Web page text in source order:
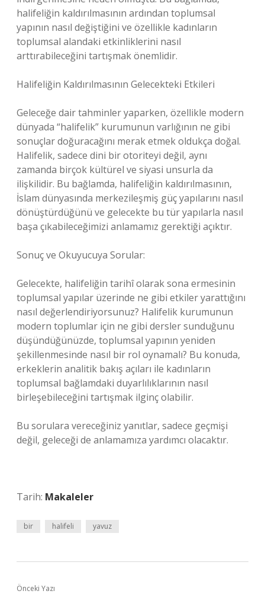
halifeliğin kaldırılmasının ardından toplumsal
yapının nasıl değiştiğini ve özellikle kadınların
toplumsal alandaki etkinliklerini nasıl
arttırabileceğini tartışmak önemlidir.
Halifeliğin Kaldırılmasının Gelecekteki Etkileri
Geleceğe dair tahminler yaparken, özellikle modern
dünyada “halifelik” kurumunun varlığının ne gibi
sonuçlar doğuracağını merak etmek oldukça doğal.
Halifelik, sadece dini bir otoriteyi değil, aynı
zamanda birçok kültürel ve siyasi unsurla da
ilişkilidir. Bu bağlamda, halifeliğin kaldırılmasının,
İslam dünyasında merkezileşmiş güç yapılarını nasıl
dönüştürdüğünü ve gelecekte bu tür yapılarla nasıl
başa çıkabileceğimizi anlamamız gerektiği açıktır.
Sonuç ve Okuyucuya Sorular:
Gelecekte, halifeliğin tarihî olarak sona ermesinin
toplumsal yapılar üzerinde ne gibi etkiler yarattığını
nasıl değerlendiriyorsunuz? Halifelik kurumunun
modern toplumlar için ne gibi dersler sunduğunu
düşündüğünüzde, toplumsal yapının yeniden
şekillenmesinde nasıl bir rol oynamalı? Bu konuda,
erkeklerin analitik bakış açıları ile kadınların
toplumsal bağlamdaki duyarlılıklarının nasıl
birleşebileceğini tartışmak ilginç olabilir.
Bu sorulara vereceğiniz yanıtlar, sadece geçmişi
değil, geleceği de anlamamıza yardımcı olacaktır.
Tarih: Makaleler
bir halifeli yavuz
Önceki Yazı